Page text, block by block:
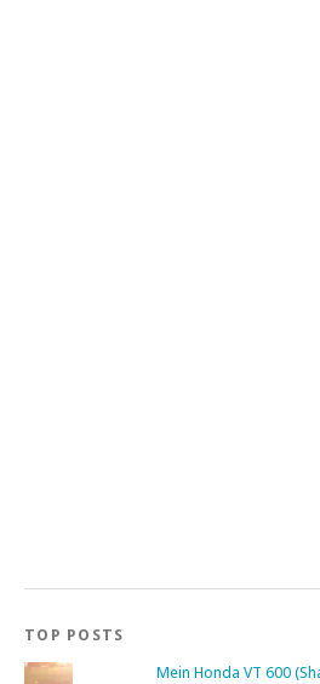
TOP POSTS
Mein Honda VT 600